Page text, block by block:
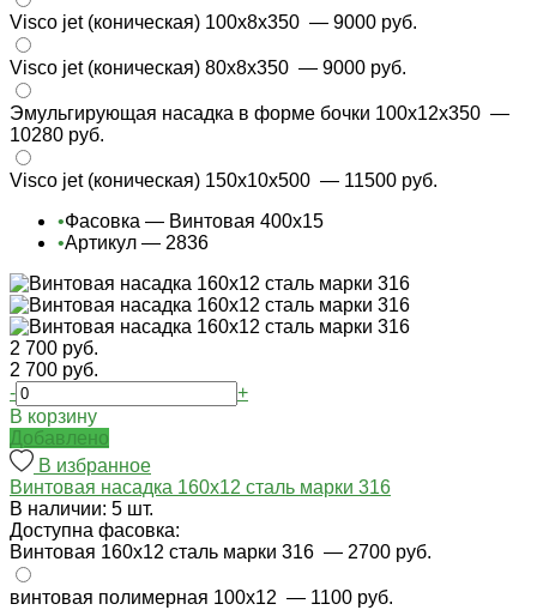
Visco jet (коническая) 100х8х350 — 9000 руб.
Visco jet (коническая) 80х8х350 — 9000 руб.
Эмульгирующая насадка в форме бочки 100x12x350 —
10280 руб.
Visco jet (коническая) 150х10х500 — 11500 руб.
•Фасовка — Винтовая 400х15
•Артикул — 2836
2 700 руб.
2 700 руб.
-
+
В корзину
Добавлено
В избранное
Винтовая насадка 160х12 сталь марки 316
В наличии: 5 шт.
Доступна фасовка:
Винтовая 160х12 сталь марки 316 — 2700 руб.
винтовая полимерная 100х12 — 1100 руб.